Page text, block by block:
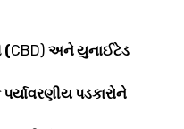
(CBD) અને યુનાઈટેડ
પડકારોને